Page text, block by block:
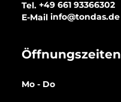
Tel. +49 661 93366302
E-Mail info@tondas.de
Öffnungszeiten
Mo - Do